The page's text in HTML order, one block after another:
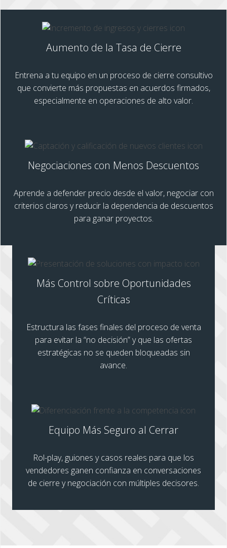
Aumento de la Tasa de Cierre
Entrena a tu equipo en un proceso de cierre consultivo
que convierte más propuestas en acuerdos firmados,
especialmente en operaciones de alto valor.
Negociaciones con Menos Descuentos
Aprende a defender precio desde el valor, negociar con
criterios claros y reducir la dependencia de descuentos
para ganar proyectos.
Más Control sobre Oportunidades
Críticas
Estructura las fases finales del proceso de venta
para evitar la “no decisión” y que las ofertas
estratégicas no se queden bloqueadas sin
avance.
Equipo Más Seguro al Cerrar
Rol-play, guiones y casos reales para que los
vendedores ganen confianza en conversaciones
de cierre y negociación con múltiples decisores.